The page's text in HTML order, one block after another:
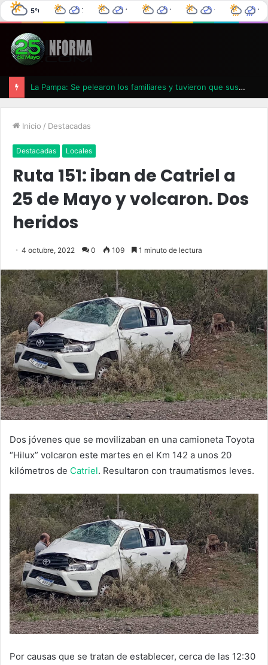
5°C 25 de Mayo 7°C 0°C 0% 11°C 4°C 0% 12°C 6°C 0% 16°C 7°C 0%
La Pampa: Se pelearon los familiares y tuvieron que suspender un velatorio
Inicio / Destacadas
Destacadas Locales
Ruta 151: iban de Catriel a
25 de Mayo y volcaron. Dos
heridos
4 octubre, 2022 0 109 1 minuto de lectura
Dos jóvenes que se movilizaban en una camioneta Toyota
“Hilux” volcaron este martes en el Km 142 a unos 20
kilómetros de Catriel. Resultaron con traumatismos leves.
Por causas que se tratan de establecer, cerca de las 12:30